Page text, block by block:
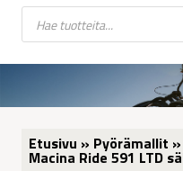
Products
search
Etusivu » Pyörämallit »
Macina Ride 591 LTD